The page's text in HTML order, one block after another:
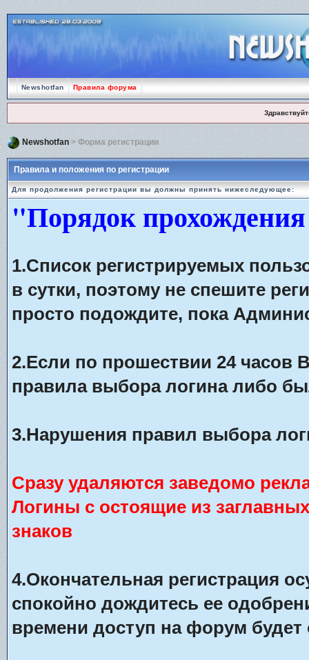
Newshotfan Правила форума
Newshotfan> Форма регистрации
Правила и положения по регистрации
Для продолжения регистрации вы должны принять нижеследующее:
"Порядок
1.Список регистрируемых
в сутки, поэтому не спешите
просто подождите, пока
2.Если по прошествии 24 часов
правила выбора логина либо
3.Нарушения правил выбора
Сразу удаляются заведомо
Логины с остоящие из
знаков
4.Окончательная регистрация
спокойно дождитесь ее
времени доступ на форум будет